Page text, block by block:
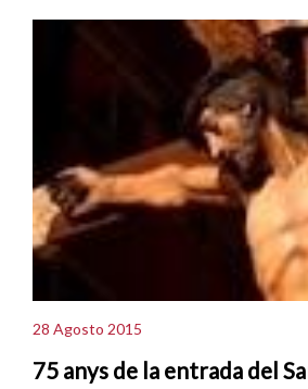
28 Agosto 2015
75 anys de la entrada del